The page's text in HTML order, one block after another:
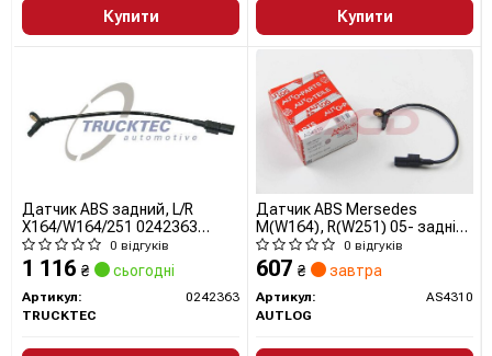
Купити Купити
Датчик ABS задний, L/R
X164/W164/251 0242363
TRUCKTEC AUTOMOTIVE
0 відгуків
1 116 ₴ сьогодні
Артикул:
0242363
TRUCKTEC
Датчик ABS Mersedes
M(W164), R(W251) 05- задній
Л/Пр
0 відгуків
607 ₴ завтра
Артикул:
AS4310
AUTLOG